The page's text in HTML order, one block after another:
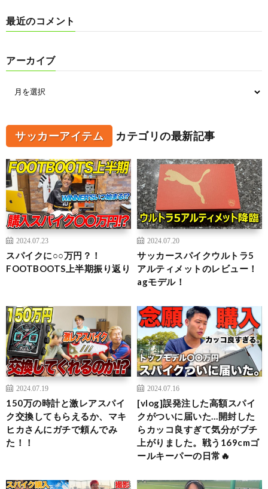
最近のコメント
アーカイブ
サッカーアイテム カテゴリの最新記事
2024.07.23
スパイクに○○万円？！
FOOTBOOTS上半期振り返り
2024.07.20
サッカースパイクウルトラ5
アルティメットのレビュー！
agモデル！
2024.07.19
150万の時計と激レアスパイ
ク交換してもらえるか、マキ
ヒカさんにガチで頼んでみ
た！！
2024.07.16
[vlog]誤発注した高額スパイ
クがついに届いた…開封した
らカッコ良すぎて気分がブチ
上がりました。戦う169cmゴ
ールキーパーの日常🔥